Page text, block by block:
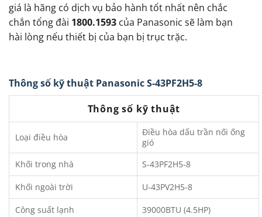
giá là hãng có dịch vụ bảo hành tốt nhất nên chắc
chắn tổng đài 1800.1593 của Panasonic sẽ làm bạn
hài lòng nếu thiết bị của bạn bị trục trặc.
Thông số kỹ thuật Panasonic S-43PF2H5-8
Thông số kỹ thuật
Loại điều hòa
Điều hòa dấu trần nối ống
gió
Khối trong nhà
S-43PF2H5-8
Khối ngoài trời U-43PV2H5-8
Công suất lạnh 39000BTU (4.5HP)